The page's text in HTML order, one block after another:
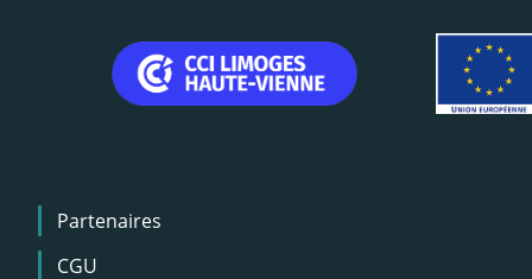
Menu
Pied
de
Partenaires
CGU